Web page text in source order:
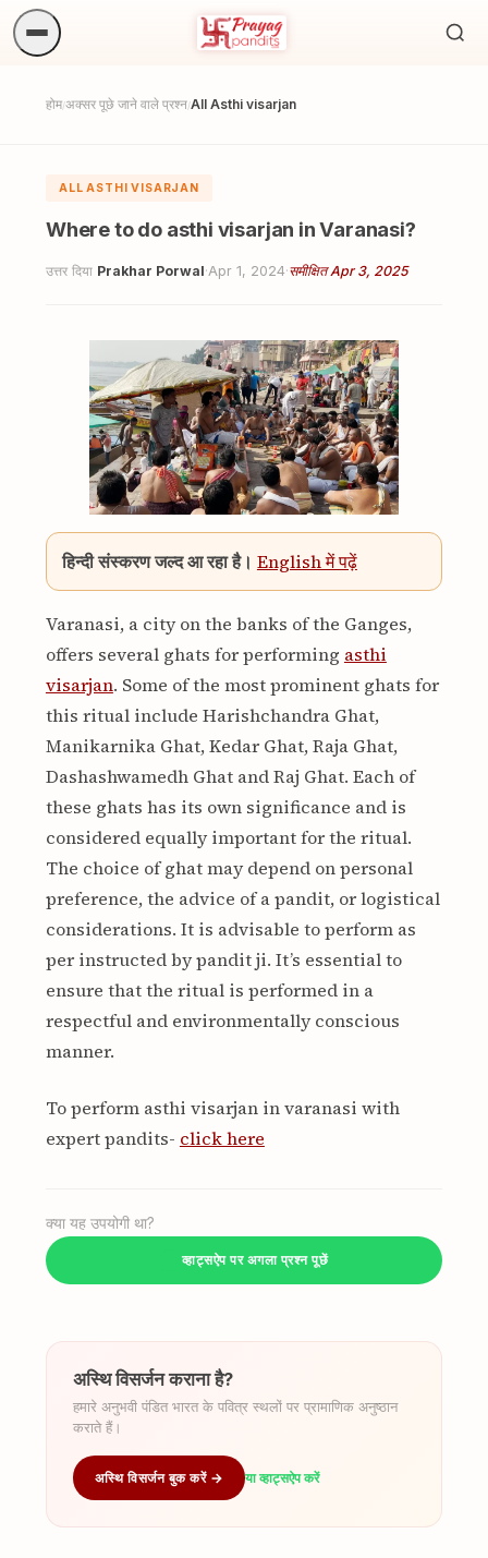
होम/अक्सर पूछे जाने वाले प्रश्न/All Asthi visarjan
ALL ASTHI VISARJAN
Where to do asthi visarjan in Varanasi?
उत्तर दिया Prakhar Porwal·Apr 1, 2024·समीक्षित Apr 3, 2025
हिन्दी संस्करण जल्द आ रहा है। English में पढ़ें
Varanasi, a city on the banks of the Ganges,
offers several ghats for performing asthi
visarjan. Some of the most prominent ghats for
this ritual include Harishchandra Ghat,
Manikarnika Ghat, Kedar Ghat, Raja Ghat,
Dashashwamedh Ghat and Raj Ghat. Each of
these ghats has its own significance and is
considered equally important for the ritual.
The choice of ghat may depend on personal
preference, the advice of a pandit, or logistical
considerations. It is advisable to perform as
per instructed by pandit ji. It’s essential to
ensure that the ritual is performed in a
respectful and environmentally conscious
manner.
To perform asthi visarjan in varanasi with
expert pandits- click here
क्या यह उपयोगी था?
व्हाट्सऐप पर अगला प्रश्न पूछें
अस्थि विसर्जन कराना है?
हमारे अनुभवी पंडित भारत के पवित्र स्थलों पर प्रामाणिक अनुष्ठान
कराते हैं।
अस्थि विसर्जन बुक करें → या व्हाट्सऐप करें